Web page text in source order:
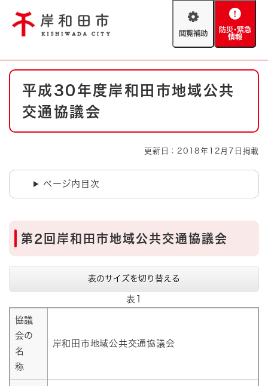
閲
助
防
緊
情
やさしい日本語
防災・緊急情報 救急・消防
ハザードマップ
本
平成30年度岸和田市地域公共
交通協議会
更新日：2018年12月7日掲載
ページ内目次
第2回岸和田市地域公共交通協議会
表のサイズを切り替える
表1
協議
会の
名
称
岸和田市地域公共交通協議会